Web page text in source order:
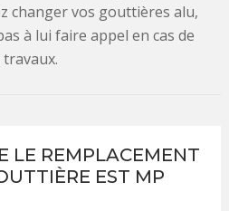
changer vos gouttières alu,
à lui faire appel en cas de
LE REMPLACEMENT
EST MP